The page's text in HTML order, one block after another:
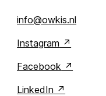
info@owkis.nl
Instagram
Facebook
LinkedIn